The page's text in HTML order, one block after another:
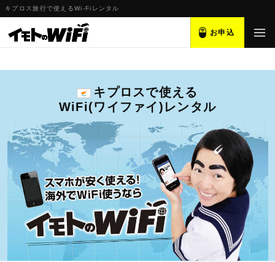
キプロス旅行で使えるWi-Fiレンタル
お申込
キプロスで使える
WiFi(ワイファイ)レンタル